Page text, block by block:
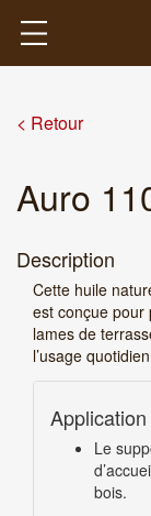
< Retour
Auro
Description
Cette huile
est conçue pour
lames de
l’usage
Application
Le
bois.